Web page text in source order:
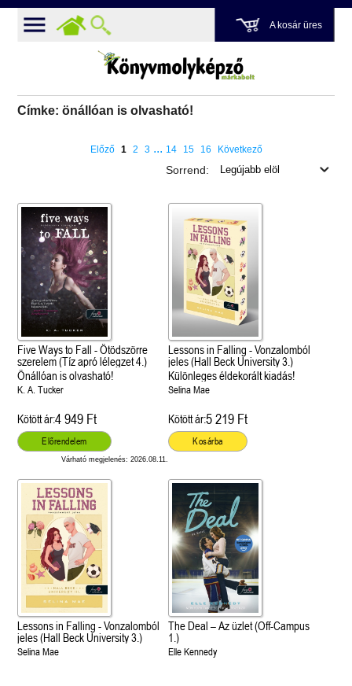
A kosár üres
Címke: önállóan is olvasható!
Előző 1 2 3 ... 14 15 16 Következő
Sorrend:
Five Ways to Fall - Ötödszörre
szerelem (Tíz apró lélegzet 4.)
Önállóan is olvasható!
K. A. Tucker
Kötött ár:4 949 Ft
Előrendelem
Várható megjelenés: 2026.08.11.
Lessons in Falling - Vonzalomból
jeles (Hall Beck University 3.)
Különleges éldekorált kiadás!
Selina Mae
Kötött ár:5 219 Ft
Kosárba
Lessons in Falling - Vonzalomból
jeles (Hall Beck University 3.)
Selina Mae
The Deal – Az üzlet (Off-Campus
1.)
Elle Kennedy